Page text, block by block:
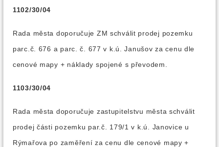
1102/30/04
Rada města doporučuje ZM schválit prodej pozemku
parc.č. 676 a parc. č. 677 v k.ú. Janušov za cenu dle
cenové mapy + náklady spojené s převodem.
1103/30/04
Rada města doporučuje zastupitelstvu města schválit
prodej části pozemku par.č. 179/1 v k.ú. Janovice u
Rýmařova po zaměření za cenu dle cenové mapy +